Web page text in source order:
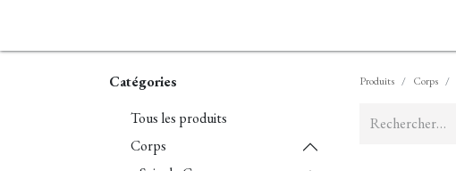
Catégories
Tous les produits
Corps
Produits Corps